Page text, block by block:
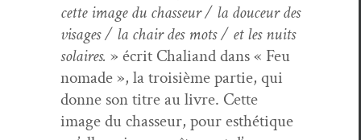
cette image du chas­seur / la douceur des
vis­ages / la chair des mots / et les nuits
solaires. » écrit Chaliand dans « Feu
nomade », la troisième par­tie, qui
donne son titre au livre. Cette
image du chas­seur, pour esthé­tique